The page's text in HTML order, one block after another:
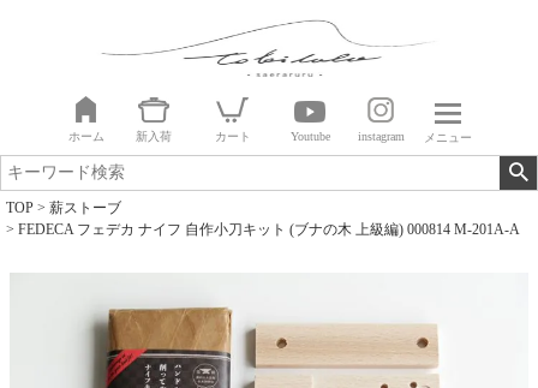
ホーム 新入荷 カート Youtube instagram メニュー
TOP
薪ストーブ
FEDECA フェデカ ナイフ 自作小刀キット (ブナの木 上級編) 000814 M-201A-A